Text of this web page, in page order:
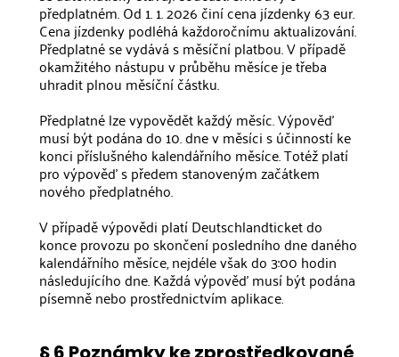
předplatném. Od 1. 1. 2026 činí cena jízdenky 63 eur.
Cena jízdenky podléhá každoročnímu aktualizování.
Předplatné se vydává s měsíční platbou. V případě
okamžitého nástupu v průběhu měsíce je třeba
uhradit plnou měsíční částku.
Předplatné lze vypovědět každý měsíc. Výpověď
musí být podána do 10. dne v měsíci s účinností ke
konci příslušného kalendářního měsíce. Totéž platí
pro výpověď s předem stanoveným začátkem
nového předplatného.
V případě výpovědi platí Deutschlandticket do
konce provozu po skončení posledního dne daného
kalendářního měsíce, nejdéle však do 3:00 hodin
následujícího dne. Každá výpověď musí být podána
písemně nebo prostřednictvím aplikace.